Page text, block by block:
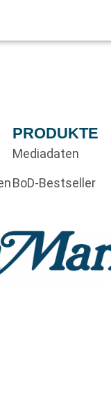
PRODUKTE
Mediadaten
BoD-Bestseller